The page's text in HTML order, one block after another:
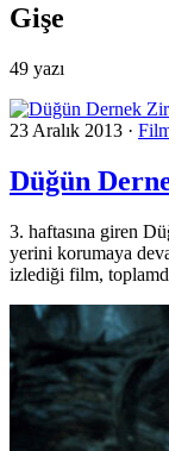
Gişe
49 yazı
23 Aralık 2013 ·
Düğün
3. haftasına giren
yerini korumaya
izlediği film,